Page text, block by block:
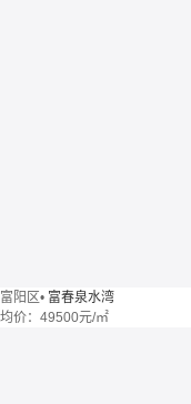
富阳区• 富春泉水湾
均价： 49500元/㎡